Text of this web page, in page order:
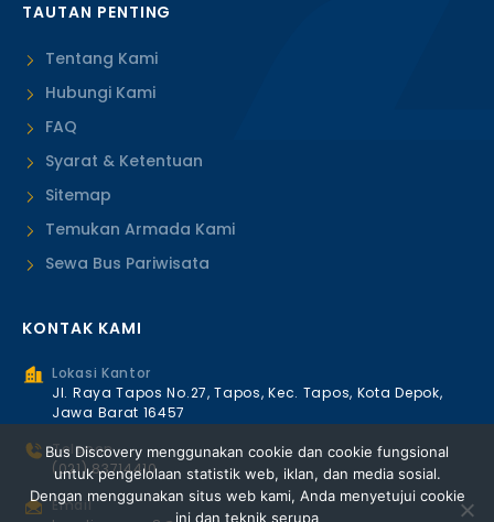
TAUTAN PENTING
Tentang Kami
Hubungi Kami
FAQ
Syarat & Ketentuan
Sitemap
Temukan Armada Kami
Sewa Bus Pariwisata
KONTAK KAMI
Lokasi Kantor
Jl. Raya Tapos No.27, Tapos, Kec. Tapos, Kota Depok,
Jawa Barat 16457
Telepon
(021) 83714410
Email
Bus Discovery menggunakan cookie dan cookie fungsional
untuk pengelolaan statistik web, iklan, dan media sosial.
Dengan menggunakan situs web kami, Anda menyetujui cookie
ini dan teknik serupa